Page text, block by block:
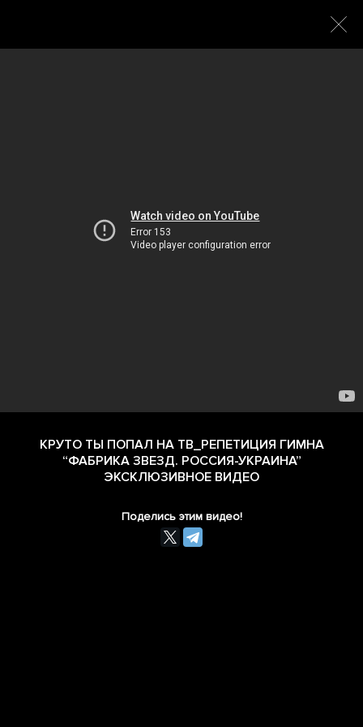
КРУТО ТЫ ПОПАЛ НА ТВ_РЕПЕТИЦИЯ ГИМНА
“ФАБРИКА ЗВЕЗД. РОССИЯ-УКРАИНА”
ЭКСКЛЮЗИВНОЕ ВИДЕО
Поделись этим видео!